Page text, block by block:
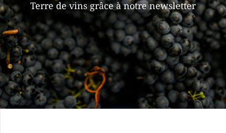
Terre de vins grâce à notre newsletter